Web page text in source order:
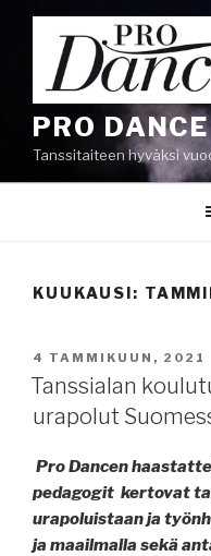
Siirry
sisältöön
PRO DANCE
Tanssitaiteen hyväksi
KUUKAUSI:
JULKAISTU
4 TAMMIKUUN, 2021
Tanssialan
urapolut
Pro Dancen
pedagogit kertovat
urapoluistaan ja
ja maailmalla sekä